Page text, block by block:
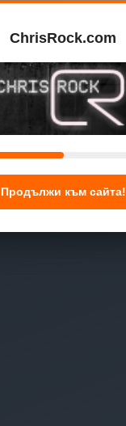
ChrisRock.com
Продължи към сайта!